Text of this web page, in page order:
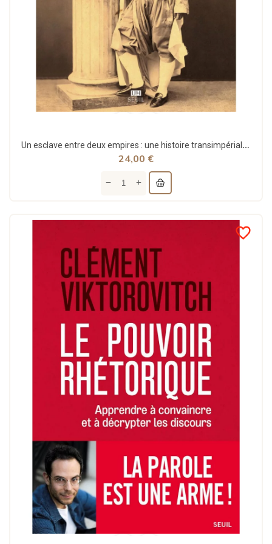
Un esclave entre deux empires : une histoire transimpériale du Maghreb - M'hamed Oualdi
24,00 €
favorite_border